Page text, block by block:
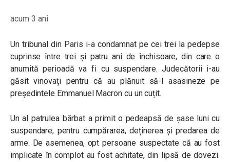
acum 3 ani
Un tribunal din Paris i-a condamnat pe cei trei la pedepse
cuprinse între trei și patru ani de închisoare, din care o
anumită perioadă va fi cu suspendare. Judecătorii i-au
găsit vinovați pentru că au plănuit să-l asasineze pe
președintele Emmanuel Macron cu un cuțit.
Un al patrulea bărbat a primit o pedeapsă de șase luni cu
suspendare, pentru cumpărarea, deținerea și predarea de
arme. De asemenea, opt persoane suspectate că au fost
implicate în complot au fost achitate, din lipsă de dovezi.